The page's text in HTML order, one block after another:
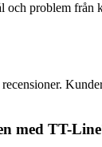
problem från
med TT-